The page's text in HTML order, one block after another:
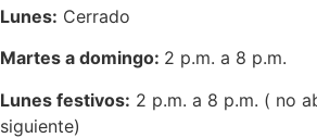
Lunes: Cerrado
Martes a domingo: 2 p.m. a 8 p.m.
Lunes festivos: 2 p.m. a 8 p.m. ( no
siguiente)